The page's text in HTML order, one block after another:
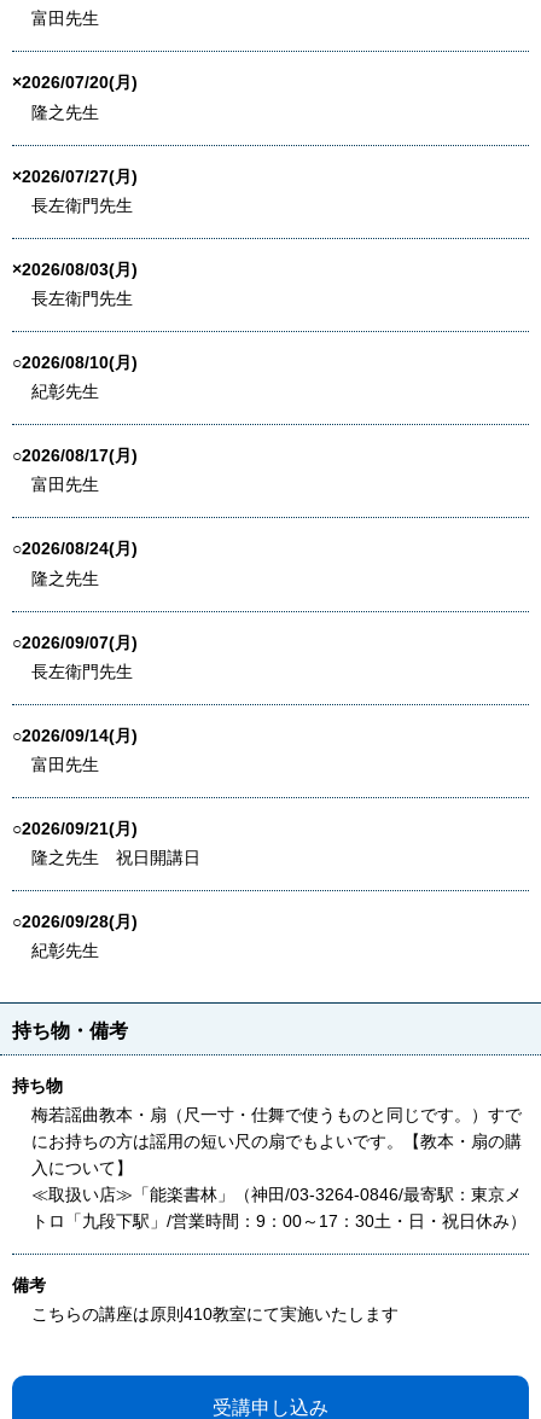
富田先生
×2026/07/20(月)
隆之先生
×2026/07/27(月)
長左衛門先生
×2026/08/03(月)
長左衛門先生
○2026/08/10(月)
紀彰先生
○2026/08/17(月)
富田先生
○2026/08/24(月)
隆之先生
○2026/09/07(月)
長左衛門先生
○2026/09/14(月)
富田先生
○2026/09/21(月)
隆之先生 祝日開講日
○2026/09/28(月)
紀彰先生
持ち物・備考
持ち物
梅若謡曲教本・扇（尺一寸・仕舞で使うものと同じです。）すで
にお持ちの方は謡用の短い尺の扇でもよいです。【教本・扇の購
入について】
≪取扱い店≫「能楽書林」（神田/03-3264-0846/最寄駅：東京メ
トロ「九段下駅」/営業時間：9：00～17：30土・日・祝日休み）
備考
こちらの講座は原則410教室にて実施いたします
受講申し込み